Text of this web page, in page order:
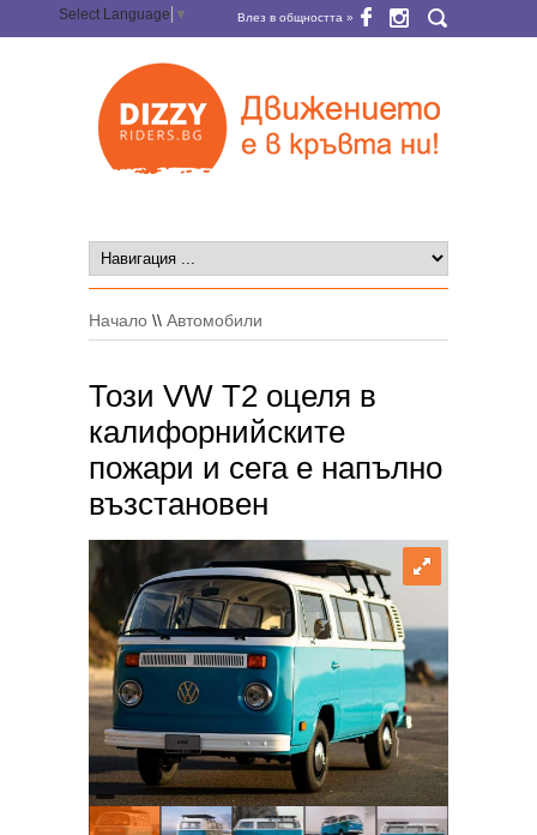
Select Language ▼ Влез в общността »
Начало \\ Автомобили
Този VW T2 оцеля в
калифорнийските
пожари и сега е напълно
възстановен